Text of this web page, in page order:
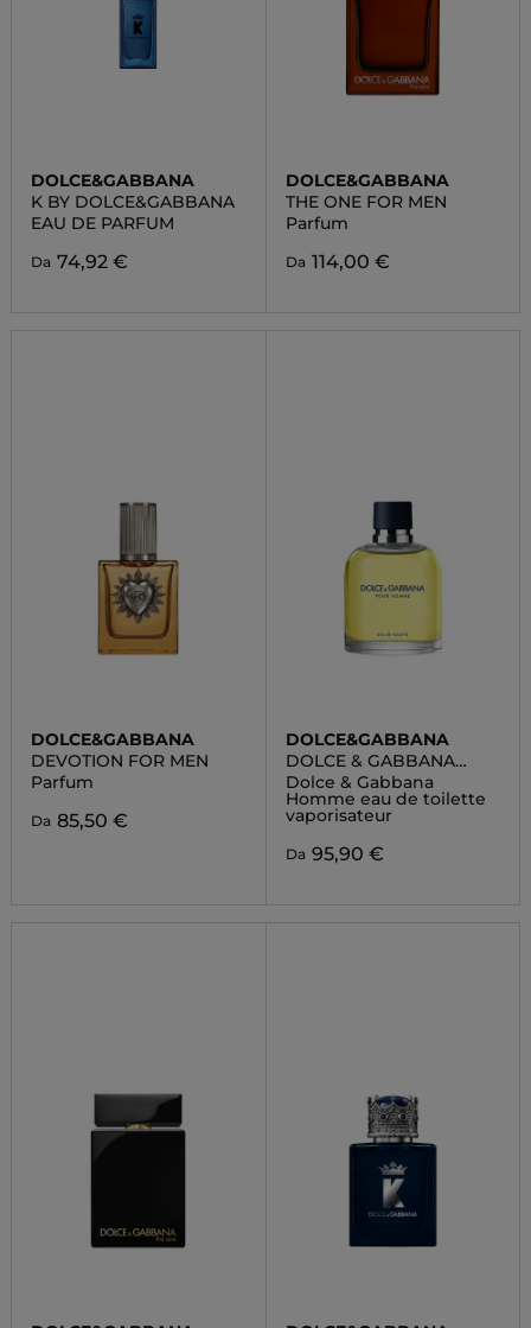
DOLCE&GABBANA
K BY DOLCE&GABBANA
EAU DE PARFUM
Da 74,92 €
DOLCE&GABBANA
THE ONE FOR MEN
Parfum
Da 114,00 €
DOLCE&GABBANA
DEVOTION FOR MEN
Parfum
Da 85,50 €
DOLCE&GABBANA
DOLCE & GABBANA
HOMME
Dolce & Gabbana
Homme eau de toilette
vaporisateur
Da 95,90 €